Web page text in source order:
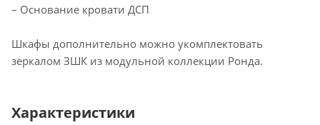
– Основание кровати ДСП
Шкафы дополнительно можно укомплектовать
зеркалом ЗШК из модульной коллекции Ронда.
Характеристики